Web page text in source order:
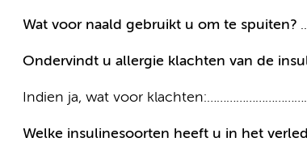
Wat voor naald gebruikt u om te spuiten?
Ondervindt u allergie klachten van de
Indien ja, wat voor
Welke insulinesoorten heeft u in het